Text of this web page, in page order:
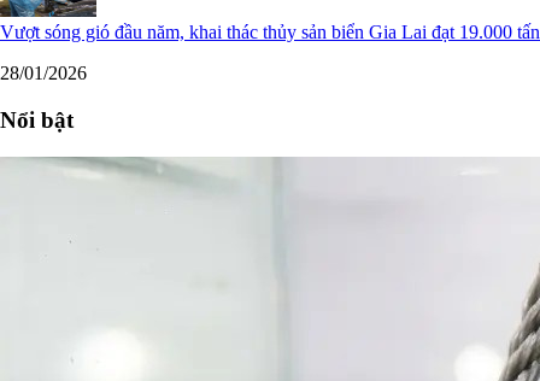
Vượt sóng gió đầu năm, khai thác thủy sản biển Gia Lai đạt 19.000 tấn
28/01/2026
Nổi bật